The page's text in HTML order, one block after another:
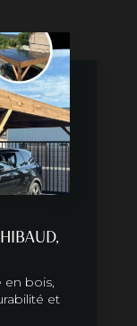
en bois,
et